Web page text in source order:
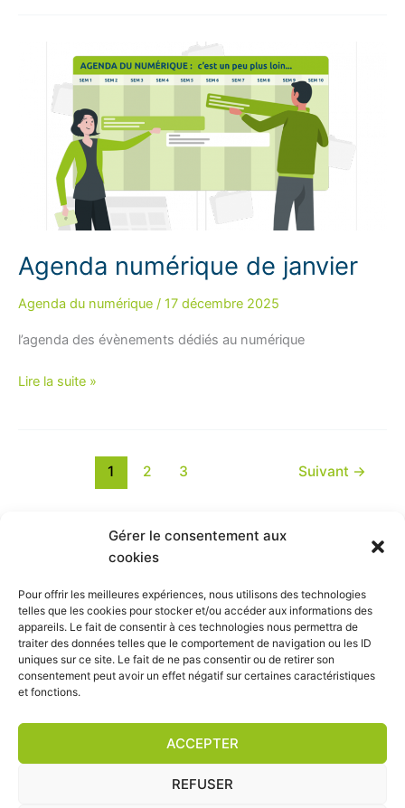
Gérer le consentement aux
cookies
Pour offrir les meilleures expériences, nous utilisons des technologies
telles que les cookies pour stocker et/ou accéder aux informations des
appareils. Le fait de consentir à ces technologies nous permettra de
traiter des données telles que le comportement de navigation ou les ID
uniques sur ce site. Le fait de ne pas consentir ou de retirer son
consentement peut avoir un effet négatif sur certaines caractéristiques
et fonctions.
ACCEPTER
REFUSER
Agenda numérique de janvier
Agenda du numérique / 17 décembre 2025
l’agenda des évènements dédiés au numérique
Agenda
Lire la suite »
1 2 3 Suivant →
Plan du site
Mentions légales
Politique de confidentialité
Politique de cookies (UE)